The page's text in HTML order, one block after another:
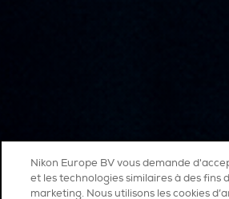
Nikon Europe BV vous demande
et les technologies similaires à des fins
marketing. Nous utilisons les cookies